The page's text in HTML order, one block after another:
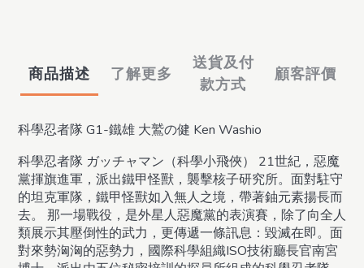
商品描述 了解更多
送貨及付
款方式
顧客評價
科學忍者隊 G1-鐵雄 大鷲の健 Ken Washio
科學忍者隊 ガッチャマン（科學小飛俠） 21世紀，惡魔
黨揮旗進軍，派出鐵甲怪獸，襲擊核子研究所。面對駐守
的坦克軍隊，鐵甲怪獸如入無人之境，帶著鈾元素揚長而
去。 那一場戰役，是外星人惡魔黨的表演賽，除了向全人
類展示其壓倒性的武力，更傳遞一條訊息：毀滅在即。面
對來勢洶洶的惡勢力，國際科學組織ISO技術廳長官南宮